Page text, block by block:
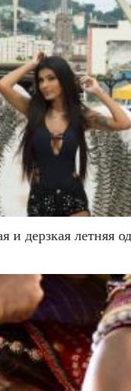
и дерзкая летняя